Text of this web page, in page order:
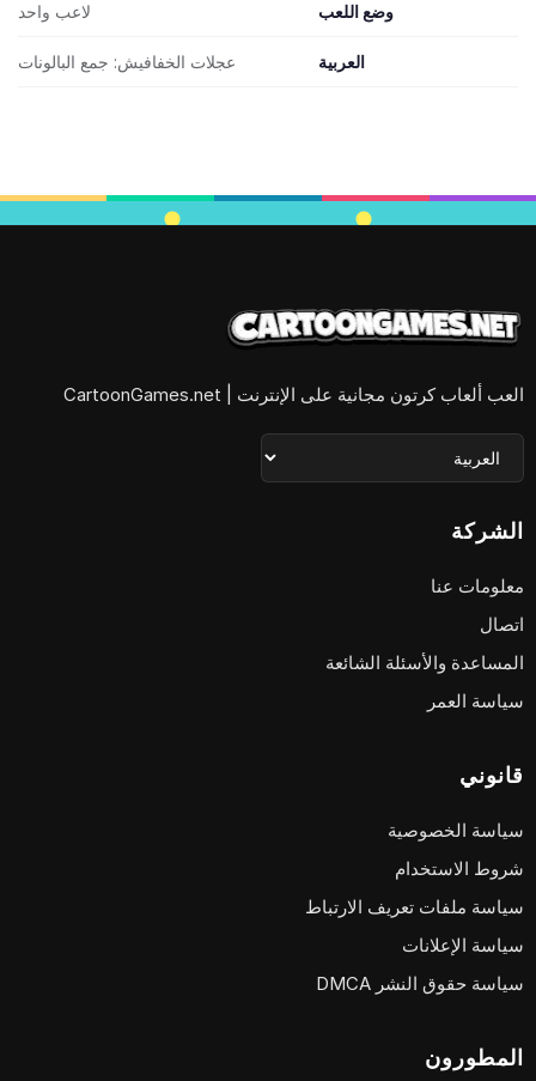
وضع اللعب لاعب واحد
العربية عجلات الخفافيش: جمع البالونات
العب ألعاب كرتون مجانية على الإنترنت | CartoonGames.net
الشركة
معلومات عنا
اتصال
المساعدة والأسئلة الشائعة
سياسة العمر
قانوني
سياسة الخصوصية
شروط الاستخدام
سياسة ملفات تعريف الارتباط
سياسة الإعلانات
سياسة حقوق النشر DMCA
المطورون